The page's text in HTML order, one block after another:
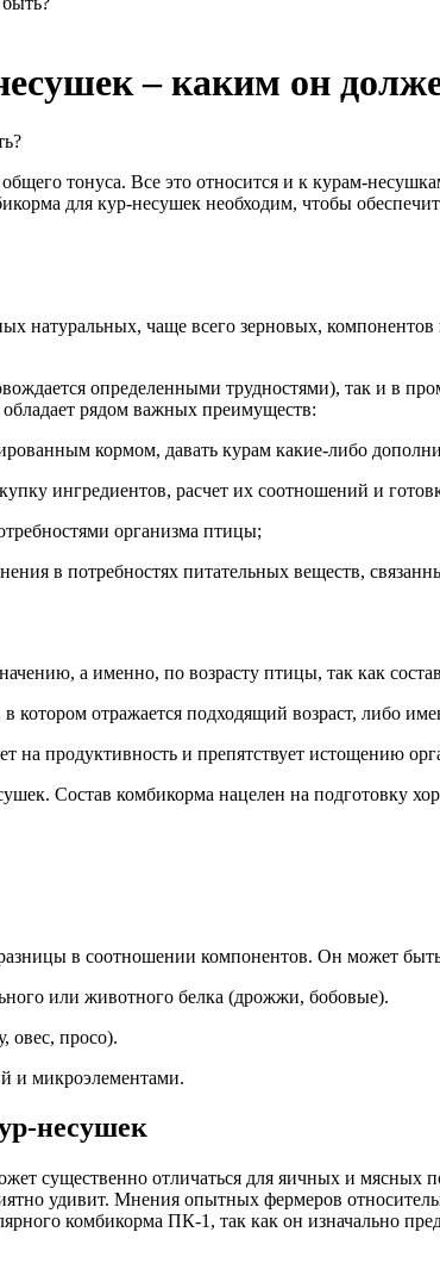
– каким он
тонуса. Все это относится и к курам-
для кур-несушек необходим, чтобы
натуральных, чаще всего зерновых,
определенными трудностями), так и в
рядом важных преимуществ:
кормом, давать курам какие-либо
ингредиентов, расчет их соотношений и
организма птицы;
в потребностях питательных веществ,
а именно, по возрасту птицы, так как
котором отражается подходящий возраст, либо
продуктивность и препятствует истощению
Состав комбикорма нацелен на подготовку
в соотношении компонентов. Он может
или животного белка (дрожжи, бобовые).
овес, просо).
и микроэлементами.
несушек
существенно отличаться для яичных и мясных
удивит. Мнения опытных фермеров
комбикорма ПК-1, так как он изначально